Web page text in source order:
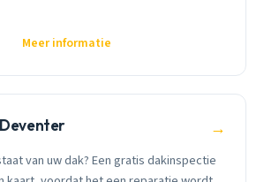
Meer informatie
→
van uw dak? Een gratis dakinspectie